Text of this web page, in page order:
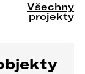
Všechny
projekty